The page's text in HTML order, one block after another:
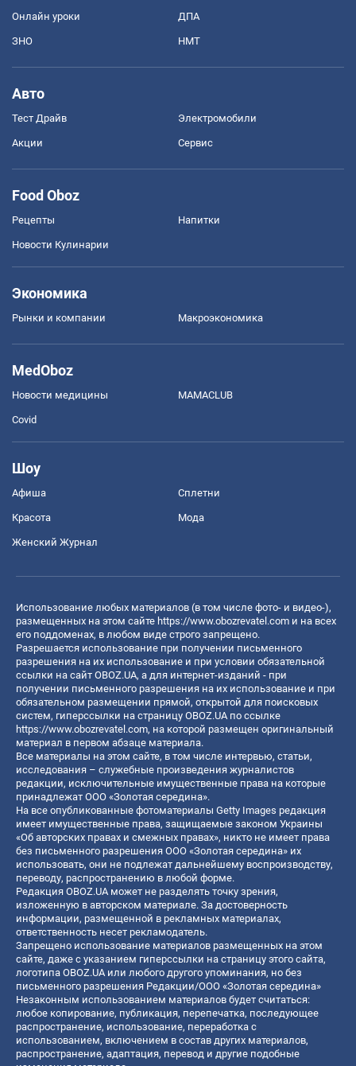
Онлайн уроки ДПА
ЗНО НМТ
Авто
Тест Драйв Электромобили
Акции Сервис
Food Oboz
Рецепты Напитки
Новости Кулинарии
Экономика
Рынки и компании Mакроэкономика
MedOboz
Новости медицины MAMACLUB
Covid
Шоу
Афиша Сплетни
Красота Мода
Женский Журнал
Использование любых материалов (в том числе фото- и видео-),
размещенных на этом сайте https://www.obozrevatel.com и на всех
его поддоменах, в любом виде строго запрещено.
Разрешается использование при получении письменного
разрешения на их использование и при условии обязательной
ссылки на сайт OBOZ.UA, а для интернет-изданий - при
получении письменного разрешения на их использование и при
обязательном размещении прямой, открытой для поисковых
систем, гиперссылки на страницу OBOZ.UA по ссылке
https://www.obozrevatel.com, на которой размещен оригинальный
материал в первом абзаце материала.
Все материалы на этом сайте, в том числе интервью, статьи,
исследования – служебные произведения журналистов
редакции, исключительные имущественные права на которые
принадлежат ООО «Золотая середина».
На все опубликованные фотоматериалы Getty Images редакция
имеет имущественные права, защищаемые законом Украины
«Об авторских правах и смежных правах», никто не имеет права
без письменного разрешения ООО «Золотая середина» их
использовать, они не подлежат дальнейшему воспроизводству,
переводу, распространению в любой форме.
Редакция OBOZ.UA может не разделять точку зрения,
изложенную в авторском материале. За достоверность
информации, размещенной в рекламных материалах,
ответственность несет рекламодатель.
Запрещено использование материалов размещенных на этом
сайте, даже с указанием гиперссылки на страницу этого сайта,
логотипа OBOZ.UA или любого другого упоминания, но без
письменного разрешения Редакции/ООО «Золотая середина»
Незаконным использованием материалов будет считаться:
любое копирование, публикация, перепечатка, последующее
распространение, использование, переработка с
использованием, включением в состав других материалов,
распространение, адаптация, перевод и другие подобные